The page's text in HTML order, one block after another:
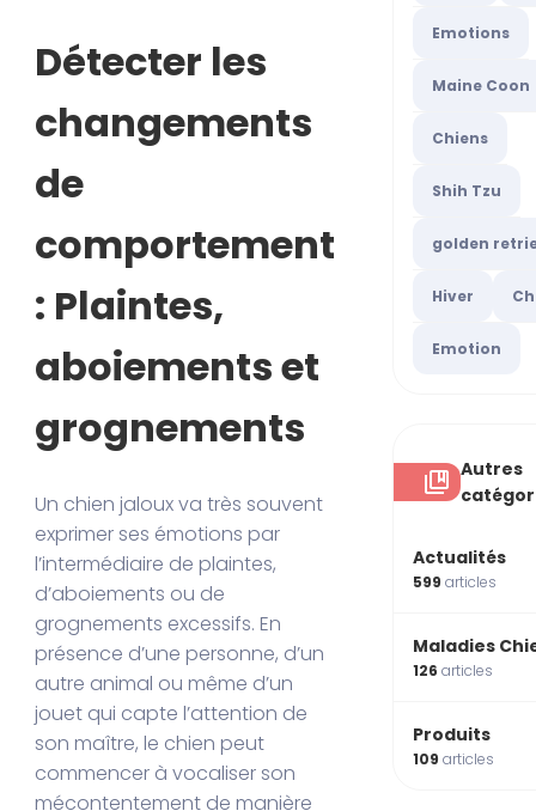
Détecter les
changements
de
comportement
: Plaintes,
aboiements et
grognements
Un chien jaloux va très souvent
exprimer ses émotions par
l’intermédiaire de plaintes,
d’aboiements ou de
grognements excessifs. En
présence d’une personne, d’un
autre animal ou même d’un
jouet qui capte l’attention de
son maître, le chien peut
commencer à vocaliser son
mécontentement de manière
Emotions
Maine Coon
Chiens
Shih Tzu
golden
Hiver
Emotion
Autres
Actualités
599articles
Maladies
126articles
Produits
109articles